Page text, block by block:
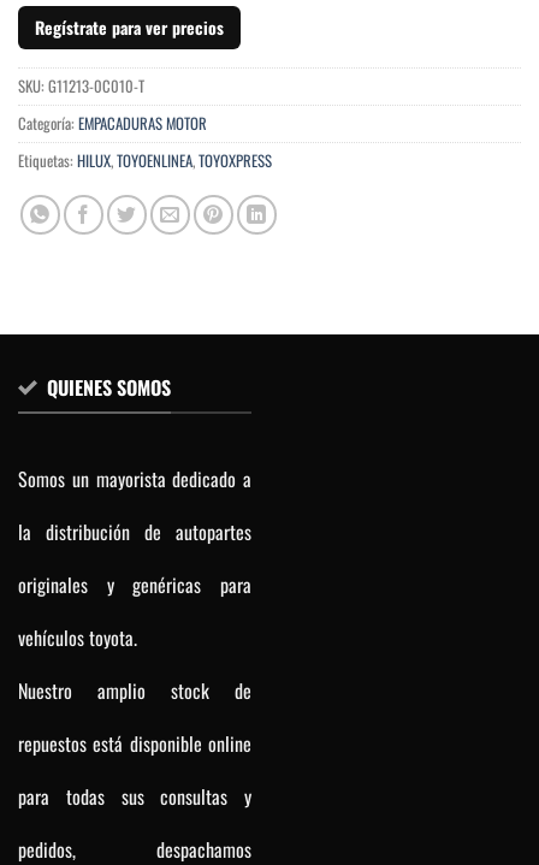
Regístrate para ver precios
SKU: G11213-0C010-T
Categoría: EMPACADURAS MOTOR
Etiquetas: HILUX,TOYOENLINEA,TOYOXPRESS
QUIENES SOMOS
Somos un mayorista dedicado a
la distribución de autopartes
originales y genéricas para
vehículos toyota.
Nuestro amplio stock de
repuestos está disponible online
para todas sus consultas y
pedidos, despachamos